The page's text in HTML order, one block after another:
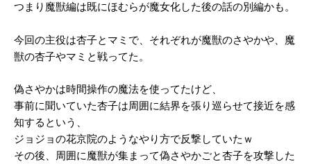
つまり魔獣編は既にほむらが魔女化した後の話の別編かも。
今回の主役は杏子とマミで、それぞれが魔獣のさやかや、魔
獣の杏子やマミと戦ってた。
偽さやかは時間操作の魔法を使ってたけど、
事前に聞いていた杏子は周囲に結界を張り巡らせて接近を感
知するという、
ジョジョの花京院のようなやり方で反撃していたｗ
その後、周囲に魔獣が集まって偽さやかごと杏子を攻撃した